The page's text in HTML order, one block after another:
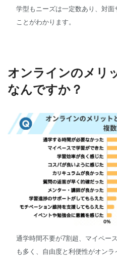
学型もニーズは一定数あり、対
ことがわかります。
オンラインのメリ
なんですか？
通学時間不要が7割超、マイペー
も多く、自由度と利便性がオンラ